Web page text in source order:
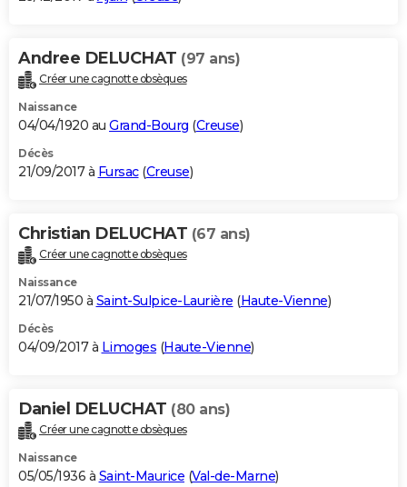
Andree DELUCHAT (97 ans)
Créer une cagnotte obsèques
Naissance
04/04/1920 au Grand-Bourg (Creuse)
Décès
21/09/2017 à Fursac(Creuse)
Christian DELUCHAT (67 ans)
Créer une cagnotte obsèques
Naissance
21/07/1950 à Saint-Sulpice-Laurière (Haute-Vienne)
Décès
04/09/2017 à Limoges (Haute-Vienne)
Daniel DELUCHAT (80 ans)
Créer une cagnotte obsèques
Naissance
05/05/1936 à Saint-Maurice (Val-de-Marne)